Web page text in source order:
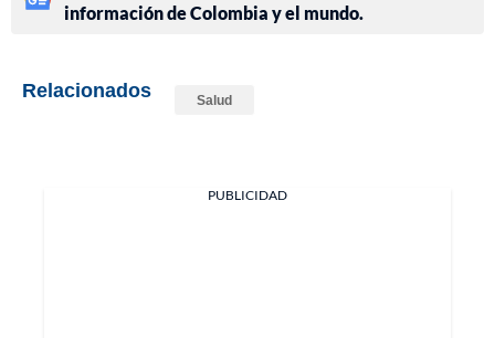
información de Colombia y el mundo.
Relacionados Salud
PUBLICIDAD